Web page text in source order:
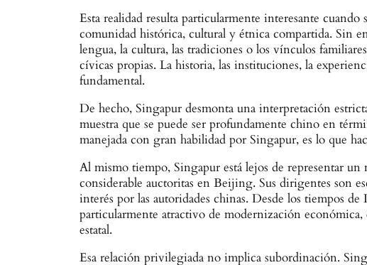
Esta realidad resulta particularmente interesante
comunidad histórica, cultural y étnica compartida. Sin
lengua, la cultura, las tradiciones o los vínculos
cívicas propias. La historia, las instituciones, la
fundamental.
De hecho, Singapur desmonta una interpretación
muestra que se puede ser profundamente chino en
manejada con gran habilidad por Singapur, es lo que
Al mismo tiempo, Singapur está lejos de representar
considerable auctoritas en Beijing. Sus dirigentes son
interés por las autoridades chinas. Desde los tiempos
particularmente atractivo de modernización
estatal.
Esa relación privilegiada no implica subordinación.